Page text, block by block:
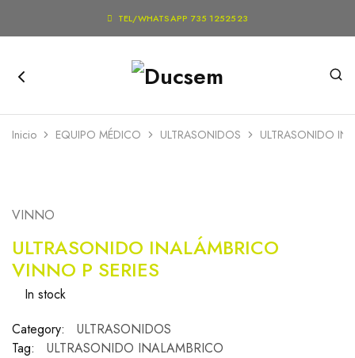
 TEL/WHATSAPP 735 1252523
Inicio EQUIPO MÉDICO ULTRASONIDOS ULTRASONIDO
VINNO
ULTRASONIDO INALÁMBRICO
VINNO P SERIES
In stock
Category:
ULTRASONIDOS
Tag:
ULTRASONIDO INALAMBRICO